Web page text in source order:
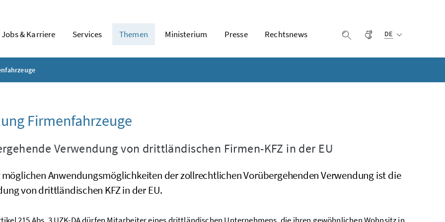
Jobs & Karriere Services Themen Ministerium Presse Rechtsnews Suche einblenden
Gebärdensprache
DE
Firmenfahrzeuge
Verwendung von drittländischen Firmen-KFZ in der EU
möglichen Anwendungsmöglichkeiten der zollrechtlichen Vorübergehenden Verwendung ist die
von drittländischen KFZ in der EU.
215 Abs. 3 UZK-DA dürfen Mitarbeiter eines drittländischen Unternehmens, die ihren gewöhnlichen Wohnsitz in